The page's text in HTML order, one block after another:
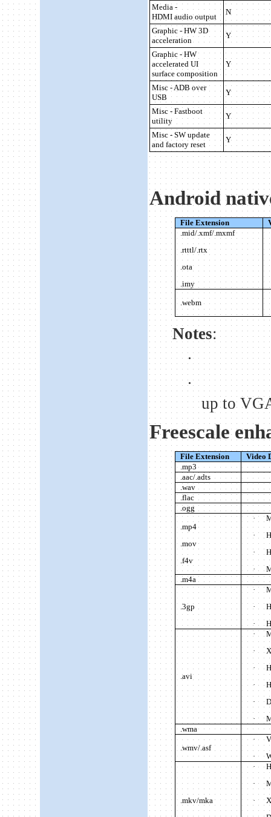
Media -
HDMI audio output
N
Graphic - HW 3D
acceleration
Y
Graphic - HW
accelerated UI
surface composition
Y
Misc - ADB over
USB
Y
Misc - Fastboot
utility
Y
Misc - SW update
and factory reset
Y
Android
File Extension
.mid/.xmf/.mxmf
.rtttl/.rtx
.ota
.imy
.webm
Notes:
·
·
up to
Freescale
File Extension
Video
.mp3
.aac/.adts
.wav
.flac
.ogg
.mp4
.mov
.f4v
·
·
·
·
.m4a
.3gp
·
·
·
.avi
·
·
·
·
·
·
.wma
.wmv/.asf
·
·
.mkv/mka
·
·
·